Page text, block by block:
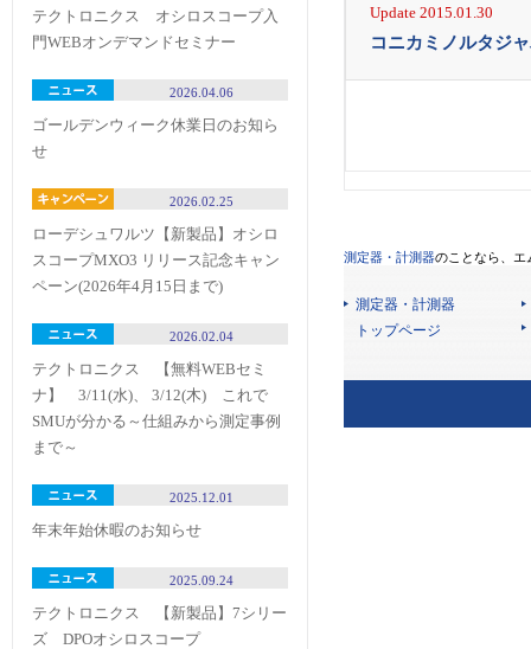
テクトロニクス オシロスコープ入
門WEBオンデマンドセミナー
2026.04.06
ゴールデンウィーク休業日のお知ら
せ
2026.02.25
ローデシュワルツ【新製品】オシロ
スコープMXO3 リリース記念キャン
ペーン(2026年4月15日まで)
2026.02.04
テクトロニクス 【無料WEBセミ
ナ】 3/11(水)、 3/12(木) これで
SMUが分かる～仕組みから測定事例
まで～
2025.12.01
年末年始休暇のお知らせ
2025.09.24
テクトロニクス 【新製品】7シリー
ズ DPOオシロスコープ
Update 2015.01.30
コニカミノルタジ
測定器・計測器のことなら、エ
測定器・計測器
トップページ